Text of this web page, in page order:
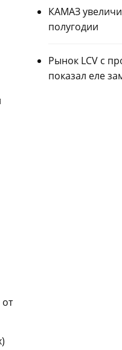
КАМАЗ
полугодии
Рынок LCV с
показал еле